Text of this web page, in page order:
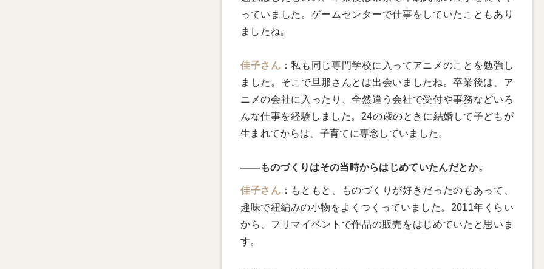
っていました。ゲームセンターで仕事をしていたこともあり
ましたね。
佳子さん ：私も同じ専門学校に入ってアニメのことを勉強し
ました。そこで旦那さんとは出会いましたね。卒業後は、ア
ニメの会社に入ったり、全然違う会社で受付や事務などいろ
んな仕事を経験しました。24の歳のときに結婚して子どもが
生まれてからは、子育てに専念していました。
――ものづくりはその当時からはじめていたんだとか。
佳子さん ：もともと、ものづくりが好きだったのもあって、
趣味で紐編みの小物をよくつくっていました。2011年くらい
から、フリマイベントで作品の販売をはじめていたと思いま
す。